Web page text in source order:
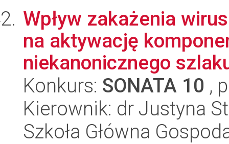
Wpływ zakażenia
na aktywację
niekanonicznego
Konkurs: SONATA 10 ,
Kierownik: dr Justyna
Szkoła Główna